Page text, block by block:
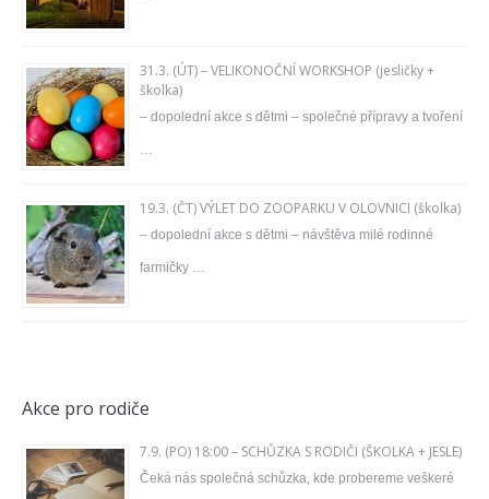
31.3. (ÚT) – VELIKONOČNÍ WORKSHOP (jesličky +
školka)
– dopolední akce s dětmi – společné přípravy a tvoření
19.3. (ČT) VÝLET DO ZOOPARKU V OLOVNICI (školka)
– dopolední akce s dětmi – návštěva milé rodinné
farmičky …
Akce pro rodiče
7.9. (PO) 18:00 – SCHŮZKA S RODIČI (ŠKOLKA + JESLE)
Čeká nás společná schůzka, kde probereme veškeré